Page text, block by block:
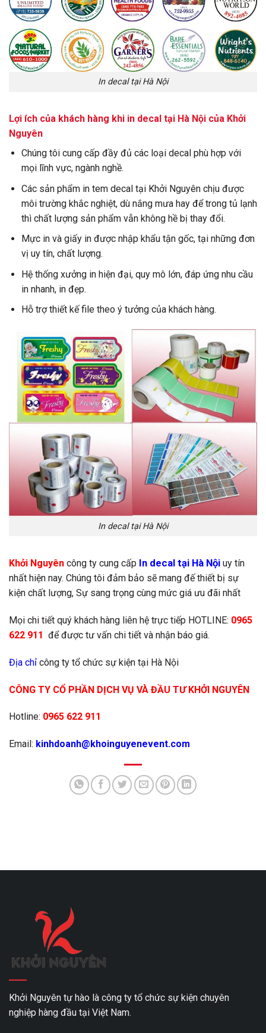
In decal tại Hà Nội
Lợi ích của khách hàng khi in decal tại Hà Nội của Khởi
Nguyên
Chúng tôi cung cấp đầy đủ các loại decal phù hợp với
mọi lĩnh vực, ngành nghề.
Các sản phẩm in tem decal tại Khởi Nguyên chịu được
môi trường khắc nghiệt, dù nắng mưa hay để trong tủ lạnh
thì chất lượng sản phẩm vẫn không hề bị thay đổi.
Mực in và giấy in được nhập khẩu tận gốc, tại những đơn
vị uy tín, chất lượng.
Hệ thống xưởng in hiện đại, quy mô lớn, đáp ứng nhu cầu
in nhanh, in đẹp.
Hỗ trợ thiết kế file theo ý tưởng của khách hàng.
In decal tại Hà Nội
Khởi Nguyên công ty cung cấp In decal tại Hà Nội uy tín
nhất hiện nay. Chúng tôi đảm bảo sẽ mang đế thiết bị sự
kiện chất lượng, Sự sang trọng cùng mức giá ưu đãi nhất
Mọi chi tiết quý khách hàng liên hệ trực tiếp HOTLINE: 0965
622 911 để được tư vấn chi tiết và nhận báo giá.
Địa chỉ công ty tổ chức sự kiện tại Hà Nội
CÔNG TY CỔ PHẦN DỊCH VỤ VÀ ĐẦU TƯ KHỞI NGUYÊN
Hotline: 0965 622 911
Email: kinhdoanh@khoinguyenevent.com
Khởi Nguyên tự hào là công ty tổ chức sự kiện chuyên
nghiệp hàng đầu tại Việt Nam.